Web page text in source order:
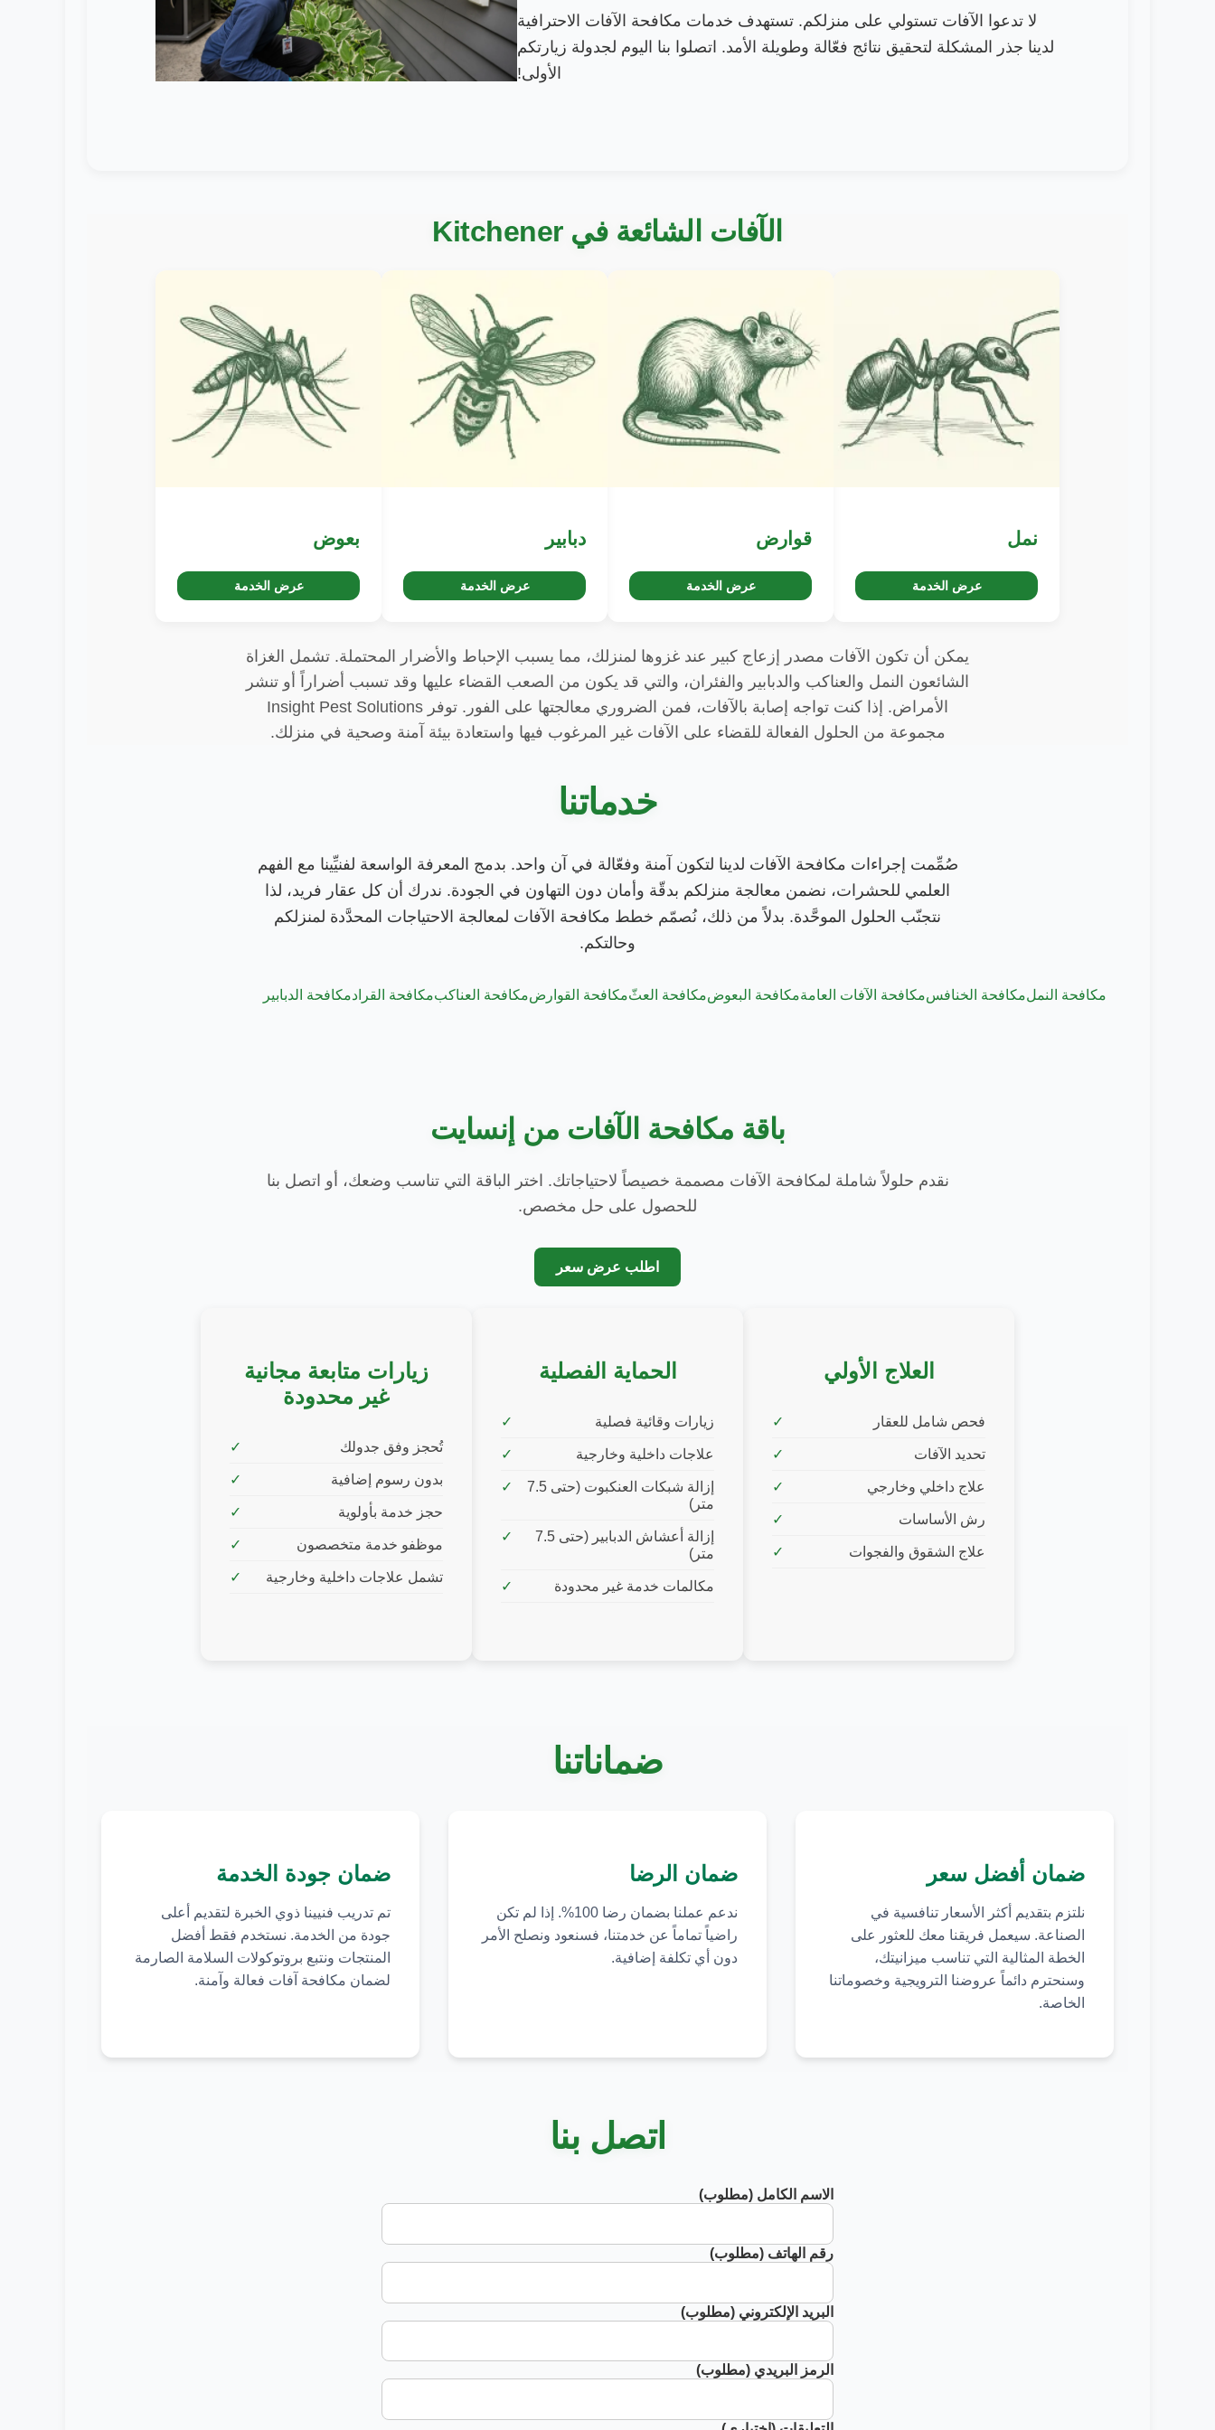
لا تدعوا الآفات تستولي على منزلكم. تستهدف خدمات مكافحة الآفات الاحترافية
لدينا جذر المشكلة لتحقيق نتائج فعّالة وطويلة الأمد. اتصلوا بنا اليوم لجدولة زيارتكم
الأولى!
الآفات الشائعة في Kitchener
نمل
عرض الخدمة
قوارض
عرض الخدمة
دبابير
عرض الخدمة
بعوض
عرض الخدمة
يمكن أن تكون الآفات مصدر إزعاج كبير عند غزوها لمنزلك، مما يسبب الإحباط والأضرار المحتملة. تشمل الغزاة
الشائعون النمل والعناكب والدبابير والفئران، والتي قد يكون من الصعب القضاء عليها وقد تسبب أضراراً أو تنشر
الأمراض. إذا كنت تواجه إصابة بالآفات، فمن الضروري معالجتها على الفور. توفر Insight Pest Solutions
مجموعة من الحلول الفعالة للقضاء على الآفات غير المرغوب فيها واستعادة بيئة آمنة وصحية في منزلك.
خدماتنا
صُمِّمت إجراءات مكافحة الآفات لدينا لتكون آمنة وفعّالة في آن واحد. بدمج المعرفة الواسعة لفنيِّينا مع الفهم
العلمي للحشرات، نضمن معالجة منزلكم بدقّة وأمان دون التهاون في الجودة. ندرك أن كل عقار فريد، لذا
نتجنّب الحلول الموحَّدة. بدلاً من ذلك، نُصمّم خطط مكافحة الآفات لمعالجة الاحتياجات المحدَّدة لمنزلكم
وحالتكم.
مكافحة النملمكافحة الخنافسمكافحة الآفات العامةمكافحة البعوضمكافحة العثّمكافحة القوارضمكافحة العناكبمكافحة القرادمكافحة الدبابير
باقة مكافحة الآفات من إنسايت
نقدم حلولاً شاملة لمكافحة الآفات مصممة خصيصاً لاحتياجاتك. اختر الباقة التي تناسب وضعك، أو اتصل بنا
للحصول على حل مخصص.
اطلب عرض سعر
العلاج الأولي
فحص شامل للعقار
تحديد الآفات
علاج داخلي وخارجي
رش الأساسات
علاج الشقوق والفجوات
الحماية الفصلية
زيارات وقائية فصلية
علاجات داخلية وخارجية
إزالة شبكات العنكبوت (حتى 7.5
متر)
إزالة أعشاش الدبابير (حتى 7.5
متر)
مكالمات خدمة غير محدودة
زيارات متابعة مجانية
غير محدودة
تُحجز وفق جدولك
بدون رسوم إضافية
حجز خدمة بأولوية
موظفو خدمة متخصصون
تشمل علاجات داخلية وخارجية
ضماناتنا
ضمان أفضل سعر
نلتزم بتقديم أكثر الأسعار تنافسية في
الصناعة. سيعمل فريقنا معك للعثور على
الخطة المثالية التي تناسب ميزانيتك،
وسنحترم دائماً عروضنا الترويجية وخصوماتنا
الخاصة.
ضمان الرضا
ندعم عملنا بضمان رضا 100%. إذا لم تكن
راضياً تماماً عن خدمتنا، فسنعود ونصلح الأمر
دون أي تكلفة إضافية.
ضمان جودة الخدمة
تم تدريب فنيينا ذوي الخبرة لتقديم أعلى
جودة من الخدمة. نستخدم فقط أفضل
المنتجات ونتبع بروتوكولات السلامة الصارمة
لضمان مكافحة آفات فعالة وآمنة.
اتصل بنا
الاسم الكامل (مطلوب)
رقم الهاتف (مطلوب)
البريد الإلكتروني (مطلوب)
الرمز البريدي (مطلوب)